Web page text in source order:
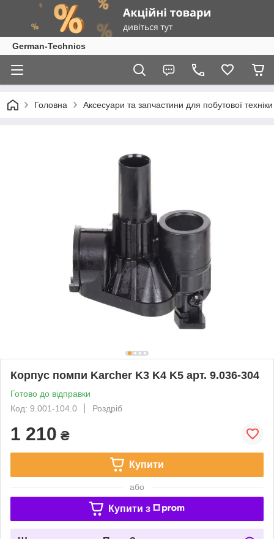
German-Technics
Головна Аксесуари та запчастини для побутової
Корпус помпи Karcher K3 K4 K5 арт. 9.036-304
Готово до відправки
Код: 9.001-104.0
Роздріб
1 210 ₴
Купити
або
Купити з